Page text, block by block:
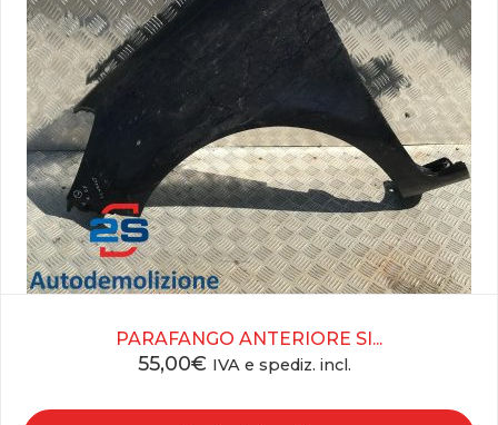
PARAFANGO ANTERIORE SI...
55,00€ IVA e spediz. incl.